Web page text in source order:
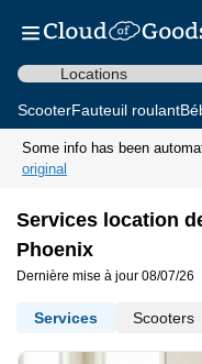
Locations
ScooterFauteuil roulant
Some info has been
original
Services location
Phoenix
Dernière mise à jour 08/07/26
Services Scooters